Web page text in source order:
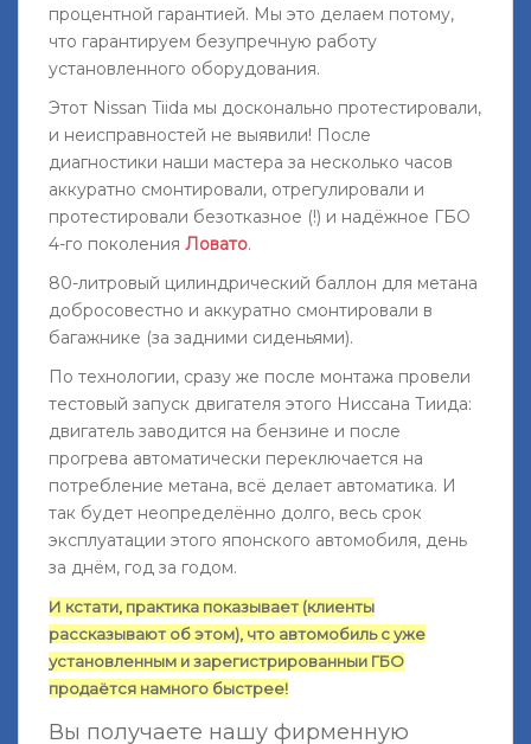
процентной гарантией. Мы это делаем потому,
что гарантируем безупречную работу
установленного оборудования.
Этот Nissan Tiida мы досконально протестировали,
и неисправностей не выявили! После
диагностики наши мастера за несколько часов
аккуратно смонтировали, отрегулировали и
протестировали безотказное (!) и надёжное ГБО
4-го поколения Ловато.
80-литровый цилиндрический баллон для метана
добросовестно и аккуратно смонтировали в
багажнике (за задними сиденьями).
По технологии, сразу же после монтажа провели
тестовый запуск двигателя этого Ниссана Тиида:
двигатель заводится на бензине и после
прогрева автоматически переключается на
потребление метана, всё делает автоматика. И
так будет неопределённо долго, весь срок
эксплуатации этого японского автомобиля, день
за днём, год за годом.
И кстати, практика показывает (клиенты
рассказывают об этом), что автомобиль с уже
установленным и зарегистрированныи ГБО
продаётся намного быстрее!
Вы получаете нашу фирменную